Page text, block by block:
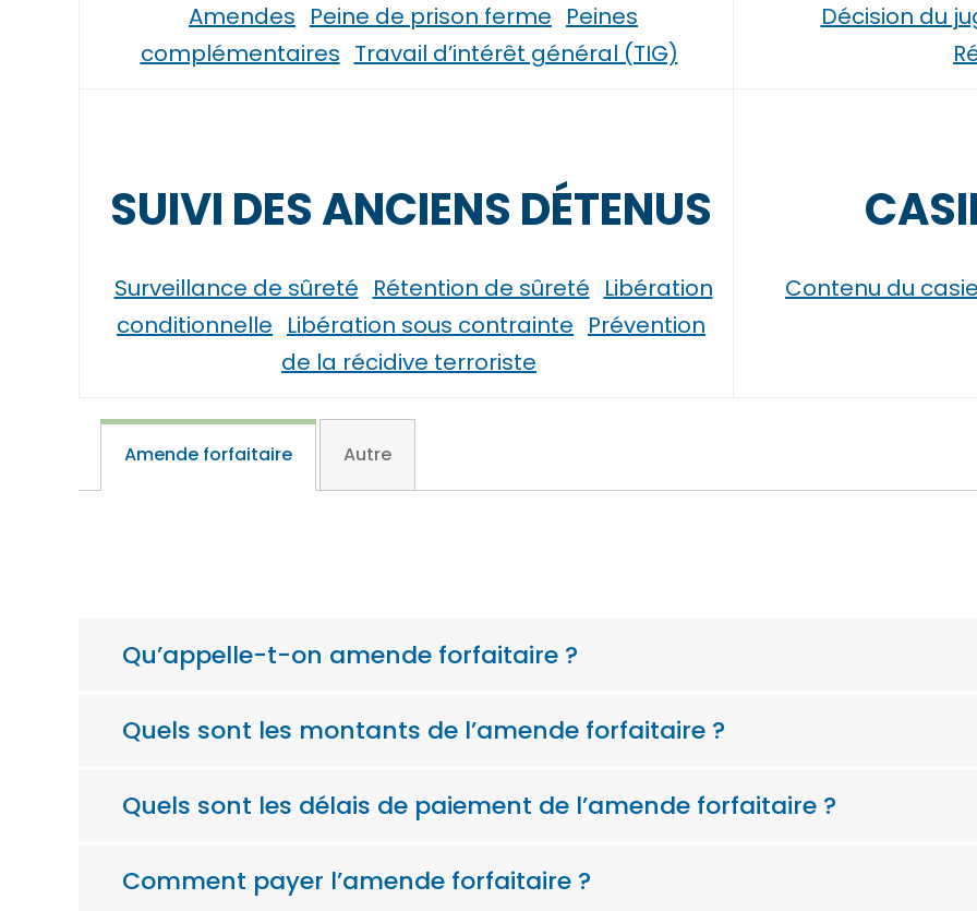
Amendes Peine de prison ferme Peines
complémentaires Travail d’intérêt général (TIG)
Décision du
SUIVI DES ANCIENS DÉTENUS
Surveillance de sûreté Rétention de sûreté Libération
conditionnelle Libération sous contrainte Prévention
de la récidive terroriste
Contenu du
Amende forfaitaire Autre
Qu’appelle-t-on amende forfaitaire ?
Quels sont les montants de l’amende forfaitaire ?
Quels sont les délais de paiement de l’amende forfaitaire ?
Comment payer l’amende forfaitaire ?